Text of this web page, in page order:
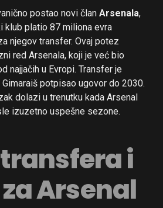
postao novi član Arsenala,
klub platio 87 miliona evra
njegov transfer. Ovaj potez
red Arsenala, koji je već bio
najjačih u Evropi. Transfer je
potpisao ugovor do 2030.
dolazi u trenutku kada Arsenal
izuzetno uspešne sezone.
i
Arsenal